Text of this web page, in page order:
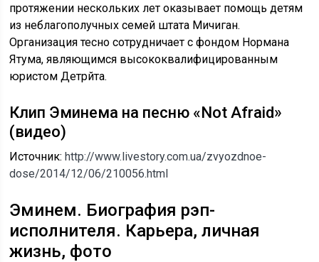
протяжении нескольких лет оказывает помощь детям
из неблагополучных семей штата Мичиган.
Организация тесно сотрудничает с фондом Нормана
Ятума, являющимся высококвалифицированным
юристом Детрйта.
Клип Эминема на песню «Not Afraid»
(видео)
Источник:http://www.livestory.com.ua/zvyozdnoe-
dose/2014/12/06/210056.html
Эминем. Биография рэп-
исполнителя. Карьера, личная
жизнь, фото